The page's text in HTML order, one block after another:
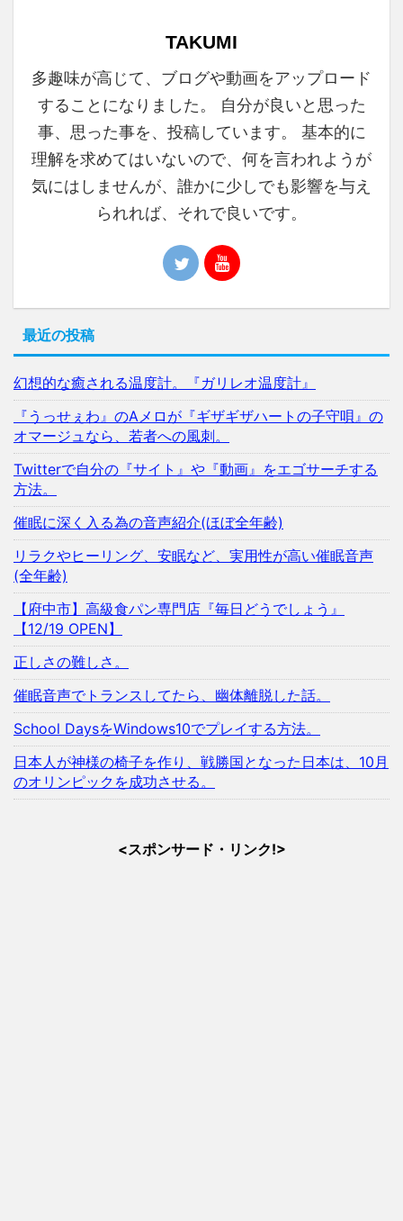
TAKUMI
多趣味が高じて、ブログや動画をアップロード
することになりました。 自分が良いと思った
事、思った事を、投稿しています。 基本的に
理解を求めてはいないので、何を言われようが
気にはしませんが、誰かに少しでも影響を与え
られれば、それで良いです。
最近の投稿
幻想的な癒される温度計。『ガリレオ温度計』
『うっせぇわ』のAメロが『ギザギザハートの子守唄』の
オマージュなら、若者への風刺。
Twitterで自分の『サイト』や『動画』をエゴサーチする
方法。
催眠に深く入る為の音声紹介(ほぼ全年齢)
リラクやヒーリング、安眠など、実用性が高い催眠音声
(全年齢)
【府中市】高級食パン専門店『毎日どうでしょう』
【12/19 OPEN】
正しさの難しさ。
催眠音声でトランスしてたら、幽体離脱した話。
School DaysをWindows10でプレイする方法。
日本人が神様の椅子を作り、戦勝国となった日本は、10月
のオリンピックを成功させる。
<スポンサード・リンク!>